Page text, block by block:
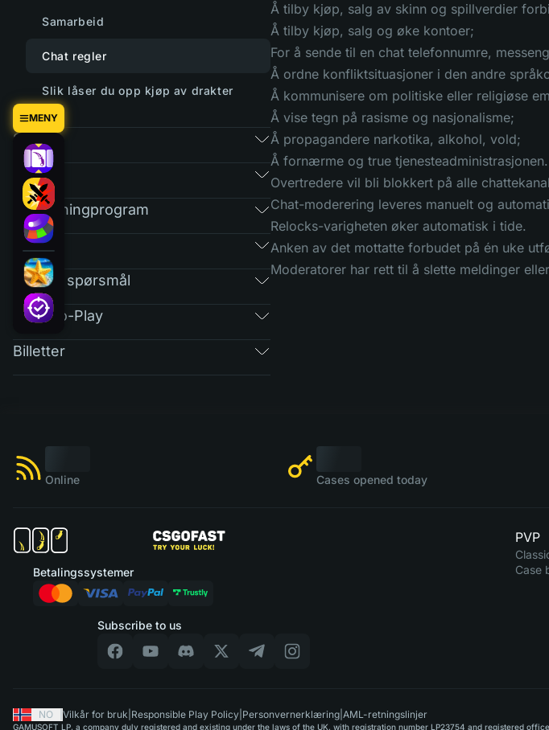
MENY
Samarbeid
Chat regler
Slik låser du opp kjøp av drakter
Spill
Marked
Henvisningprogram
RAIN
Vanlige spørsmål
Free-To-Play
Billetter
Å tilby kjøp, salg av skinn og spillverdier
Å tilby kjøp, salg og øke kontoer;
For å sende til en chat telefonnumre,
Å ordne konfliktsituasjoner i den andre
Å kommunisere om politiske eller religiøse
Å vise tegn på rasisme og nasjonalisme;
Å propagandere narkotika, alkohol, vold;
Å fornærme og true tjenesteadministrasjonen.
Overtredere vil bli blokkert på alle
Chat-moderering leveres manuelt og
Relocks-varigheten øker automatisk i tide.
Anken av det mottatte forbudet på én uke
Moderatorer har rett til å slette meldinger
Online Cases opened today
Subscribe to us
Betalingssystemer
PVP
Case
NO Vilkår for bruk Responsible Play Policy Personvernerklæring AML-retningslinjer
GAMUSOFT LP, a company duly registered and existing under the laws of the UK, with registration number LP23754 and registered